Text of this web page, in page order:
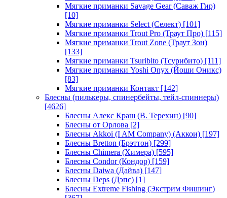
Мягкие приманки Savage Gear (Саваж Гир)
[10]
Мягкие приманки Select (Селект) [101]
Мягкие приманки Trout Pro (Траут Про) [115]
Мягкие приманки Trout Zone (Траут Зон)
[133]
Мягкие приманки Tsuribito (Тсурибито) [111]
Мягкие приманки Yoshi Onyx (Йоши Оникс)
[83]
Мягкие приманки Контакт [142]
Блесны (пилькеры, спинербейты, тейл-спиннеры)
[4626]
Блесны Алекс Краш (В. Терехин) [90]
Блесны от Орлова [2]
Блесны Akkoi (I AM Company) (Аккои) [197]
Блесны Bretton (Брэттон) [299]
Блесны Chimera (Химера) [595]
Блесны Condor (Кондор) [159]
Блесны Daiwa (Дайва) [147]
Блесны Deps (Дэпс) [1]
Блесны Extreme Fishing (Экстрим Фишинг)